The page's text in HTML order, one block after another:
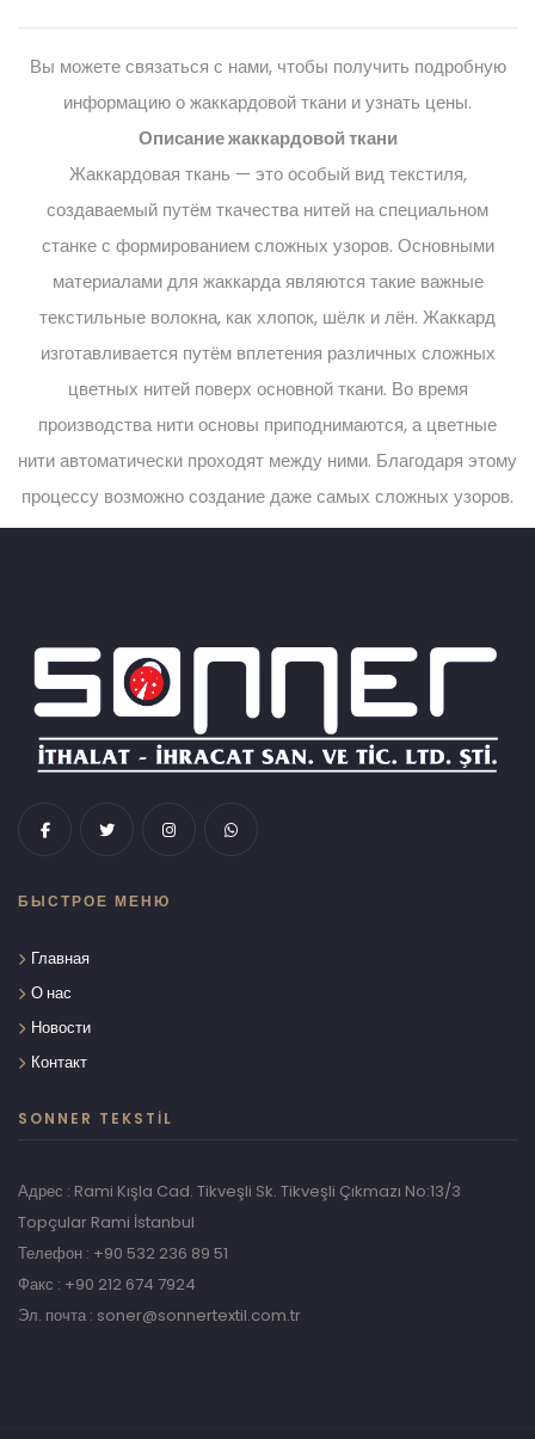
Вы можете связаться с нами, чтобы получить подробную
информацию о жаккардовой ткани и узнать цены.
Описание жаккардовой ткани
Жаккардовая ткань — это особый вид текстиля,
создаваемый путём ткачества нитей на специальном
станке с формированием сложных узоров. Основными
материалами для жаккарда являются такие важные
текстильные волокна, как хлопок, шёлк и лён. Жаккард
изготавливается путём вплетения различных сложных
цветных нитей поверх основной ткани. Во время
производства нити основы приподнимаются, а цветные
нити автоматически проходят между ними. Благодаря этому
процессу возможно создание даже самых сложных узоров.
БЫСТРОЕ МЕНЮ
Главная
О нас
Новости
Контакт
SONNER TEKSTIL
Адрес : Rami Kışla Cad. Tikveşli Sk. Tikveşli Çıkmazı No:13/3
Topçular Rami İstanbul
Телефон : +90 532 236 89 51
Факс : +90 212 674 7924
Эл. почта : soner@sonnertextil.com.tr